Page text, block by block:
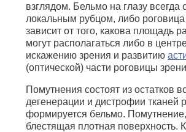
взглядом. Бельмо на глазу
локальным рубцом, либо
зависит от того, какова площадь
могут располагаться либо в
искажению зрения и развитию
(оптической) части роговицы
Помутнения состоят из остатков
дегенерации и дистрофии тканей
формируется бельмо. Помутнение,
блестящая плотная поверхность.